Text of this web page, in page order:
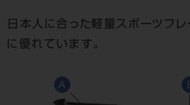
日本人に合った軽量スポーツフレ
に優れています。